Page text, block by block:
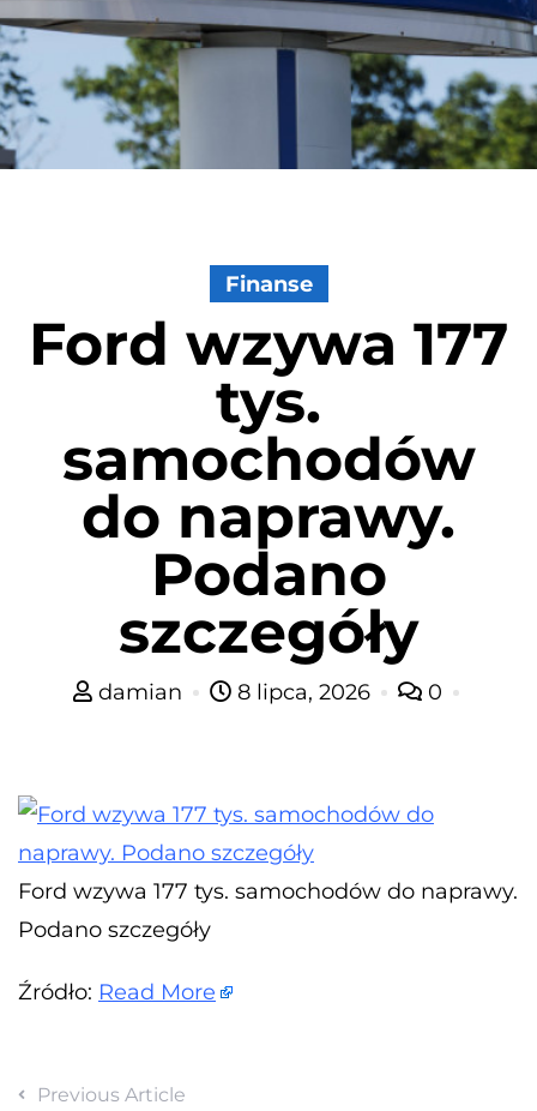
Finanse
Ford wzywa 177
tys.
samochodów
do naprawy.
Podano
szczegóły
damian 8 lipca, 2026 0
Ford wzywa 177 tys. samochodów do naprawy.
Podano szczegóły
Źródło: Read More
Previous Article